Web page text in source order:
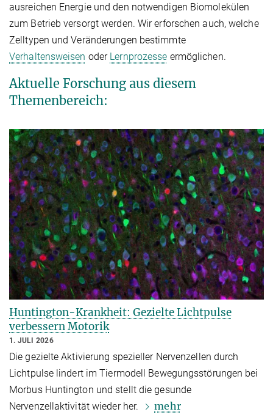
ausreichen Energie und den notwendigen Biomolekülen
zum Betrieb versorgt werden. Wir erforschen auch, welche
Zelltypen und Veränderungen bestimmte
Verhaltensweisen oder Lernprozesse ermöglichen.
Aktuelle Forschung aus diesem
Themenbereich:
Huntington-Krankheit: Gezielte Lichtpulse
verbessern Motorik
1. JULI 2026
Die gezielte Aktivierung spezieller Nervenzellen durch
Lichtpulse lindert im Tiermodell Bewegungsstörungen bei
Morbus Huntington und stellt die gesunde
Nervenzellaktivität wieder her.
mehr